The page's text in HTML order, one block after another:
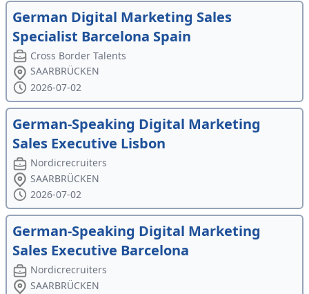
German Digital Marketing Sales
Specialist Barcelona Spain
Cross Border Talents
SAARBRÜCKEN
2026-07-02
German-Speaking Digital Marketing
Sales Executive Lisbon
Nordicrecruiters
SAARBRÜCKEN
2026-07-02
German-Speaking Digital Marketing
Sales Executive Barcelona
Nordicrecruiters
SAARBRÜCKEN